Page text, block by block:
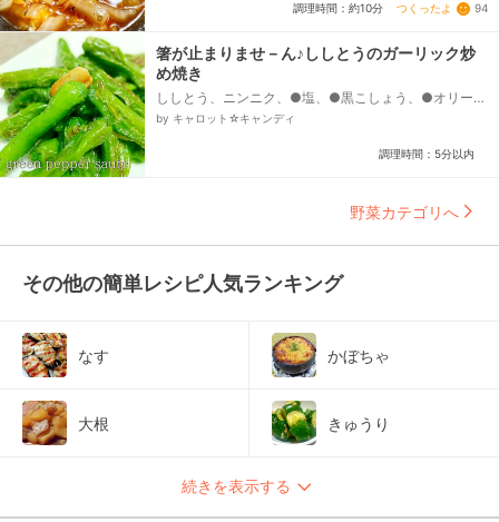
調理時間：約10分 つくったよ 94
箸が止まりませ－ん♪ししとうのガーリック炒
め焼き
ししとう、ニンニク、●塩、●黒こしょう、●オリーブ
オイル
by キャロット☆キャンディ
調理時間：5分以内
野菜カテゴリへ
その他の簡単レシピ人気ランキング
なす かぼちゃ
大根 きゅうり
続きを表示する